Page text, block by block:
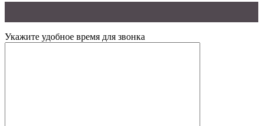
Укажите удобное время для звонка